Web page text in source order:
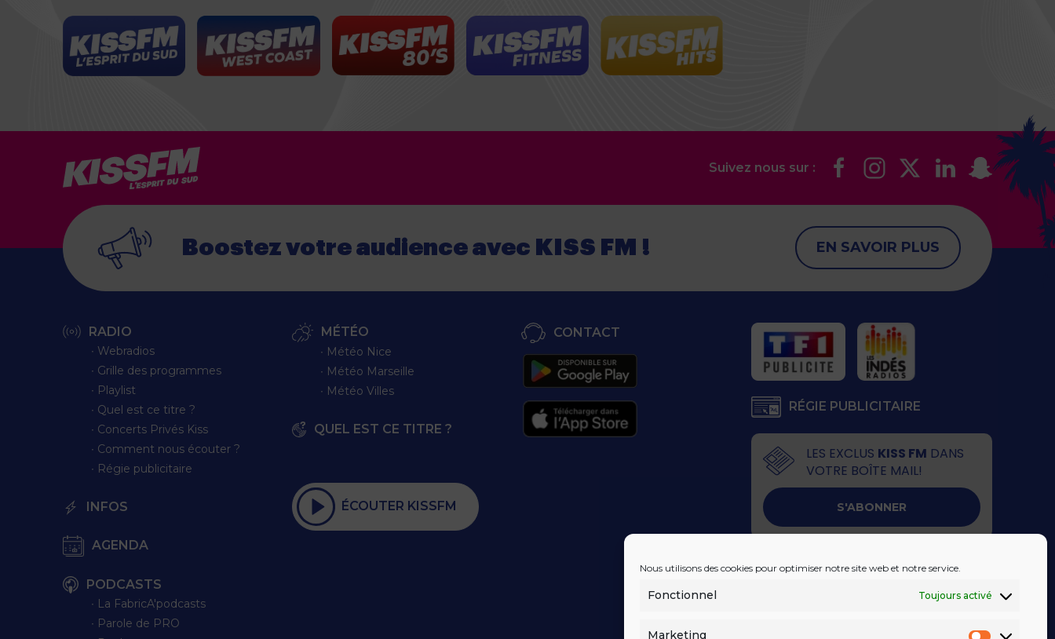
Nous utilisons des cookies pour optimiser notre site web et notre service.
Fonctionnel Toujours activé
Marketing
Suivez nous sur :
Boostez votre audience avec KISS FM ! EN SAVOIR PLUS
RADIO
∙ Webradios
∙ Grille des programmes
∙ Playlist
∙ Quel est ce titre ?
∙ Concerts Privés Kiss
∙ Comment nous écouter ?
∙ Régie publicitaire
INFOS
AGENDA
PODCASTS
∙ La FabricA'podcasts
∙ Parole de PRO
MÉTÉO
∙ Météo Nice
∙ Météo Marseille
∙ Météo Villes
QUEL EST CE TITRE ?
ÉCOUTER KISSFM
CONTACT
RÉGIE PUBLICITAIRE
LES EXCLUS KISS FM DANS
VOTRE BOÎTE MAIL!
S'ABONNER